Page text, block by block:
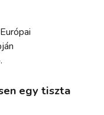
egy tiszta